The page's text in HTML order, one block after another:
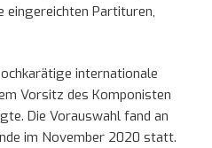
eingereichten Partituren,
internationale
Vorsitz des Komponisten
Die Vorauswahl fand an
im November 2020 statt.